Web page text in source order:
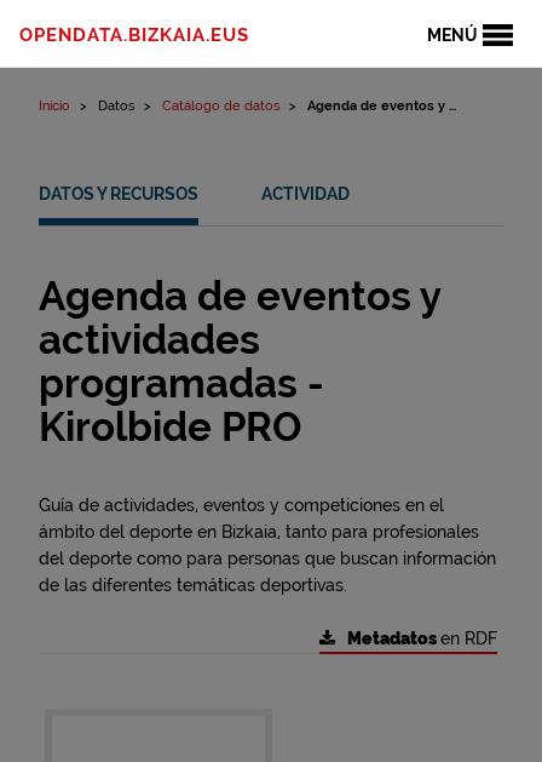
MENÚ
OPENDATA.BIZKAIA.EUS
Inicio Datos Catálogo de datos Agenda de eventos y ...
DATOS Y RECURSOS ACTIVIDAD
Agenda de eventos y
actividades
programadas -
Kirolbide PRO
Guía de actividades, eventos y competiciones en el
ámbito del deporte en Bizkaia, tanto para profesionales
del deporte como para personas que buscan información
de las diferentes temáticas deportivas.
Metadatosen RDF